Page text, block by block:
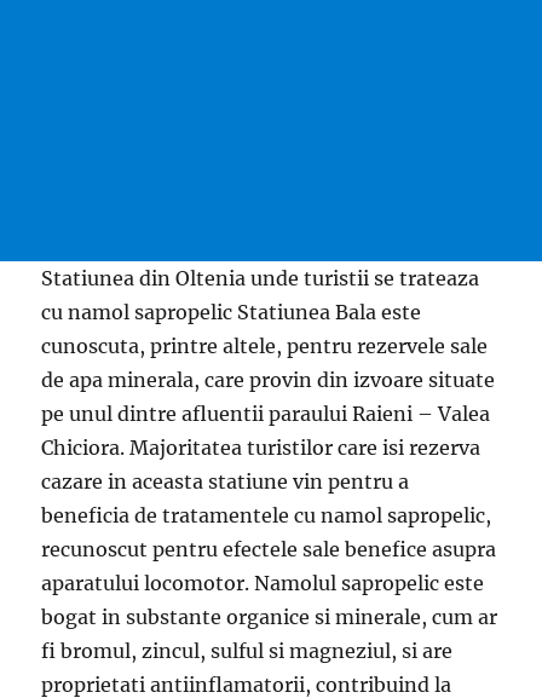
Statiunea din Oltenia unde turistii se trateaza
cu namol sapropelic Statiunea Bala este
cunoscuta, printre altele, pentru rezervele sale
de apa minerala, care provin din izvoare situate
pe unul dintre afluentii paraului Raieni – Valea
Chiciora. Majoritatea turistilor care isi rezerva
cazare in aceasta statiune vin pentru a
beneficia de tratamentele cu namol sapropelic,
recunoscut pentru efectele sale benefice asupra
aparatului locomotor. Namolul sapropelic este
bogat in substante organice si minerale, cum ar
fi bromul, zincul, sulful si magneziul, si are
proprietati antiinflamatorii, contribuind la